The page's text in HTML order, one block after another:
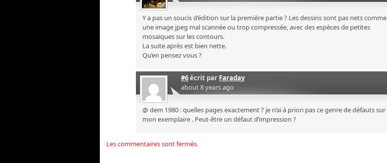
Y a pas un soucis d’édition sur la première partie ? Les dessins sont pas nets comme
une image jpeg mal scannée ou trop compressée, avec des espèces de petites
mosaïques sur les contours.
La suite après est bien nette.
Qu’en pensez vous ?
#6écrit par Faraday
about 8 years ago
@ dem 1980 : quelles pages exactement ? je n’ai à priori pas ce genre de défauts sur
mon exemplaire . Peut-être un défaut d’impression ?
Les commentaires sont fermés.